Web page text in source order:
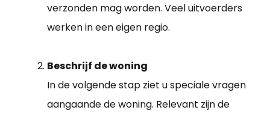
verzonden mag worden. Veel uitvoerders
werken in een eigen regio.
Beschrijf de woning
In de volgende stap ziet u speciale vragen
aangaande de woning. Relevant zijn de